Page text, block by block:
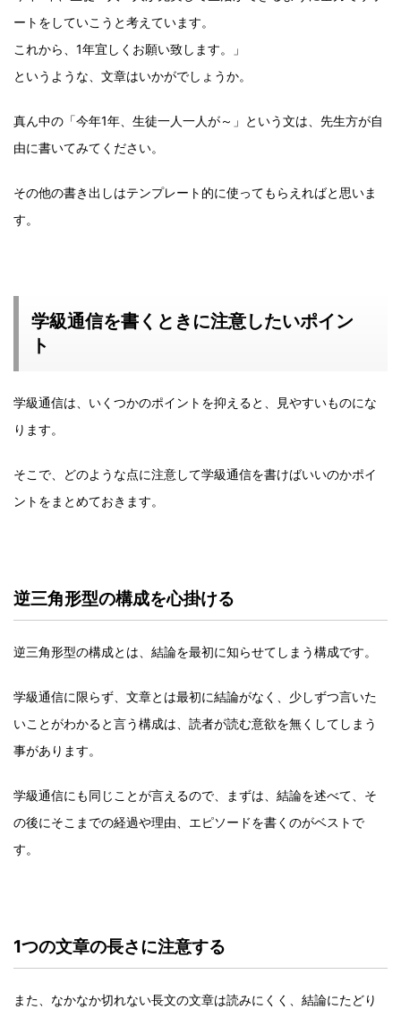
ートをしていこうと考えています。
これから、1年宜しくお願い致します。」
というような、文章はいかがでしょうか。
真ん中の「今年1年、生徒一人一人が～」という文は、先生方が自
由に書いてみてください。
その他の書き出しはテンプレート的に使ってもらえればと思いま
す。
学級通信を書くときに注意したいポイン
ト
学級通信は、いくつかのポイントを抑えると、見やすいものにな
ります。
そこで、どのような点に注意して学級通信を書けばいいのかポイ
ントをまとめておきます。
逆三角形型の構成を心掛ける
逆三角形型の構成とは、結論を最初に知らせてしまう構成です。
学級通信に限らず、文章とは最初に結論がなく、少しずつ言いた
いことがわかると言う構成は、読者が読む意欲を無くしてしまう
事があります。
学級通信にも同じことが言えるので、まずは、結論を述べて、そ
の後にそこまでの経過や理由、エピソードを書くのがベストで
す。
1つの文章の長さに注意する
また、なかなか切れない長文の文章は読みにくく、結論にたどり